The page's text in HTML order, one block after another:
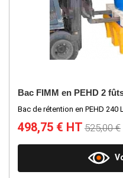
Bac FIMM en PEHD 2
Bac de rétention en PEHD 240
498,75 € HT 525,00 €